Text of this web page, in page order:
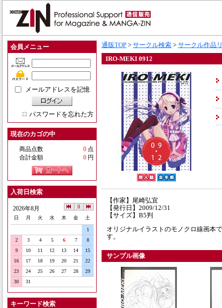
会員メニュー
メールアドレスを記憶
パスワードを忘れた方
現在のカゴの中
商品点数 0 点
合計金額
0 円
入荷日検索
2026年8月
日 月 火 水 木 金 土
1
2
3 4 5 6 7
8
9
10 11 12 13 14
15
16
17 18 19 20 21
22
23
24 25 26 27 28
29
30
31
キーワード検索
通販TOP > サークル検索 > サークル作品
IRO-MEKI 0912
【作家】尾崎弘宜
【発行日】2009/12/31
【サイズ】B5判
オリジナルイラストのモノクロ線画本
す。
サンプル画像